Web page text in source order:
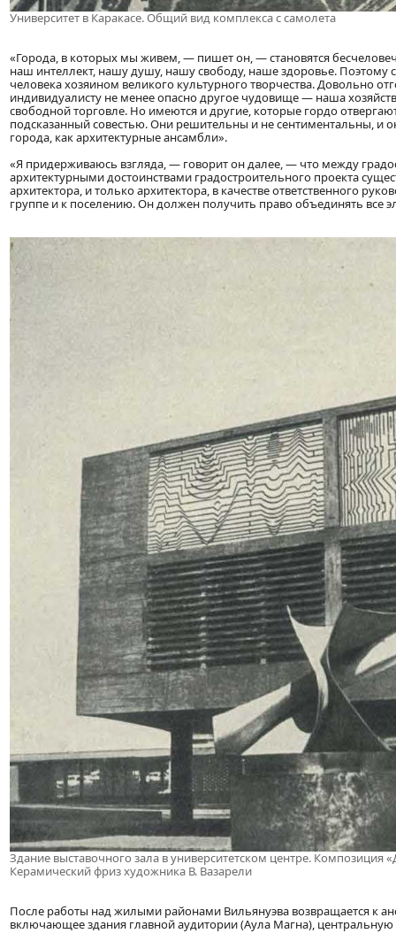
Университет в Каракасе. Общий вид комплекса с самолета
«Города, в которых мы живем, — пишет он, — становятся
наш интеллект, нашу душу, нашу свободу, наше здоровье. Поэтому
человека хозяином великого культурного творчества. Довольно
индивидуалисту не менее опасно другое чудовище — наша
свободной торговле. Но имеются и другие, которые гордо
подсказанный совестью. Они решительны и не сентиментальны, и
города, как архитектурные ансамбли».
«Я придерживаюсь взгляда, — говорит он далее, — что между
архитектурными достоинствами градостроительного проекта
архитектора, и только архитектора, в качестве ответственного
группе и к поселению. Он должен получить право объединять все
Здание выставочного зала в университетском центре. Композиция
Керамический фриз художника В. Вазарели
После работы над жилыми районами Вильянуэва возвращается к
включающее здания главной аудитории (Аула Магна), центральную